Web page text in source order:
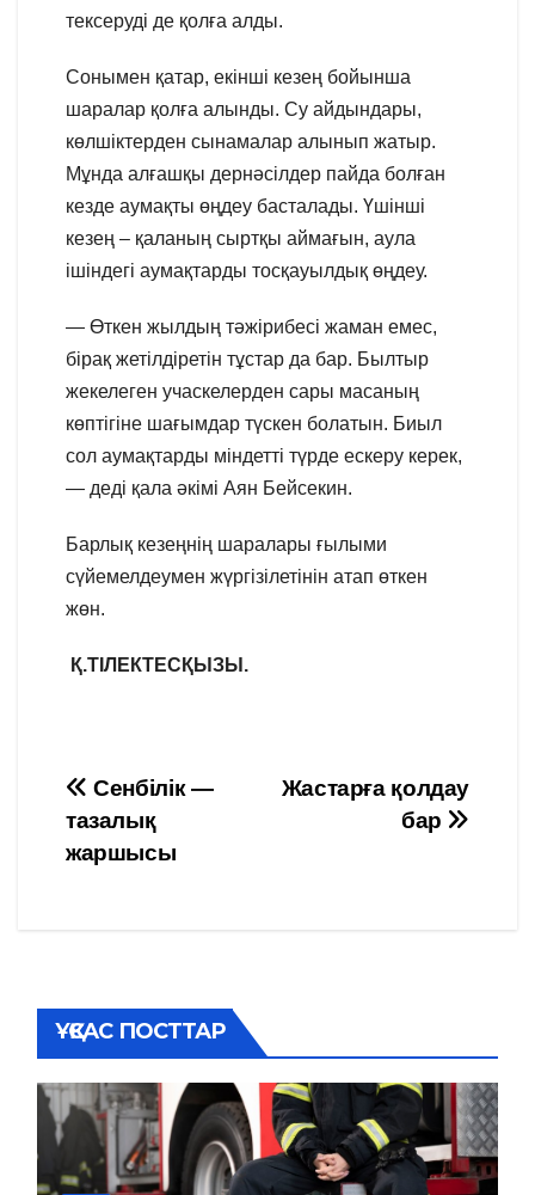
тексеруді де қолға алды.
Сонымен қатар, екінші кезең бойынша
шаралар қолға алынды. Су айдындары,
көлшіктерден сынамалар алынып жатыр.
Мұнда алғашқы дернәсілдер пайда болған
кезде аумақты өңдеу басталады. Үшінші
кезең – қаланың сыртқы аймағын, аула
ішіндегі аумақтарды тосқауылдық өңдеу.
— Өткен жылдың тәжірибесі жаман емес,
бірақ жетілдіретін тұстар да бар. Былтыр
жекелеген учаскелерден сары масаның
көптігіне шағымдар түскен болатын. Биыл
сол аумақтарды міндетті түрде ескеру керек,
— деді қала әкімі Аян Бейсекин.
Барлық кезеңнің шаралары ғылыми
сүйемелдеумен жүргізілетінін атап өткен
жөн.
Қ.ТІЛЕКТЕСҚЫЗЫ.
Навигация
по
Жастарға қолдау
бар
Сенбілік —
тазалық
жаршысы
ҰҚСАС ПОСТТАР